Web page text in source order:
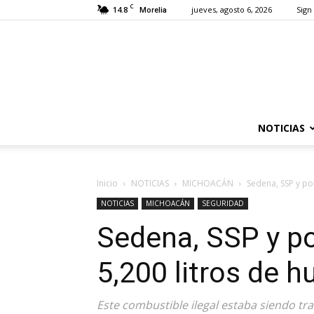
14.8 C Morelia jueves, agosto 6, 2026
NOTICIAS
Inicio NOTICIAS MICHOACÁN Sedena, SSP y
NOTICIAS MICHOACÁN SEGURIDAD
Sedena, SSP y
5,200 litros de
Este combustible ilegal estaba siendo